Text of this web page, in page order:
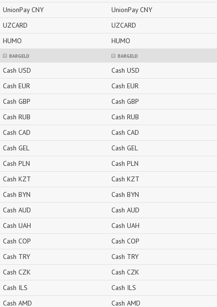
UnionPay CNY
UZCARD
HUMO
BARGELD
Cash USD
Cash EUR
Cash GBP
Cash RUB
Cash CAD
Cash GEL
Cash PLN
Cash KZT
Cash BYN
Cash AUD
Cash UAH
Cash COP
Cash TRY
Cash CZK
Cash ILS
Cash AMD
UnionPay CNY
UZCARD
HUMO
BARGELD
Cash USD
Cash EUR
Cash GBP
Cash RUB
Cash CAD
Cash GEL
Cash PLN
Cash KZT
Cash BYN
Cash AUD
Cash UAH
Cash COP
Cash TRY
Cash CZK
Cash ILS
Cash AMD